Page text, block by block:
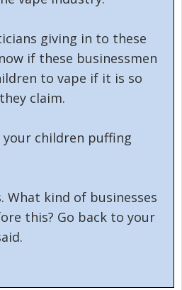
giving in to these
if these businessmen
to vape if it is so
claim.
your children puffing
What kind of businesses
this? Go back to your